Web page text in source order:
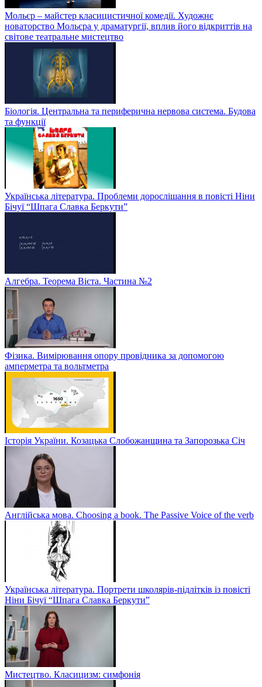
Мольєр – майстер класицистичної комедії. Художнє
новаторство Мольєра у драматургії, вплив його відкриттів на
світове театральне мистецтво
Біологія. Центральна та периферична нервова система. Будова
та функції
Українська література. Проблеми дорослішання в повісті Ніни
Бічуї “Шпага Славка Беркути”
Алгебра. Теорема Вієта. Частина №2
Фізика. Вимірювання опору провідника за допомогою
амперметра та вольтметра
Історія України. Козацька Слобожанщина та Запорозька Січ
Англійська мова. Choosing a book. The Passive Voice of the verb
Українська література. Портрети школярів-підлітків із повісті
Ніни Бічуї “Шпага Славка Беркути”
Мистецтво. Класицизм: симфонія